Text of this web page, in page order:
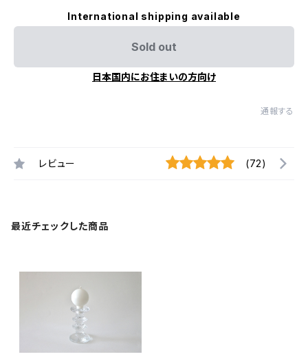
International shipping available
Sold out
日本国内にお住まいの方向け
通報する
レビュー (72)
最近チェックした商品